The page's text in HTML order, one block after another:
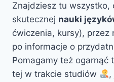
Znajdziesz tu wszystko,
skutecznej nauki
ćwiczenia, kursy), przez
po informacje o
Pomagamy też ogarnąć
tej w trakcie studiów
,